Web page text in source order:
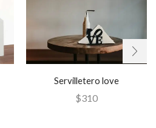
Servilletero love
$310